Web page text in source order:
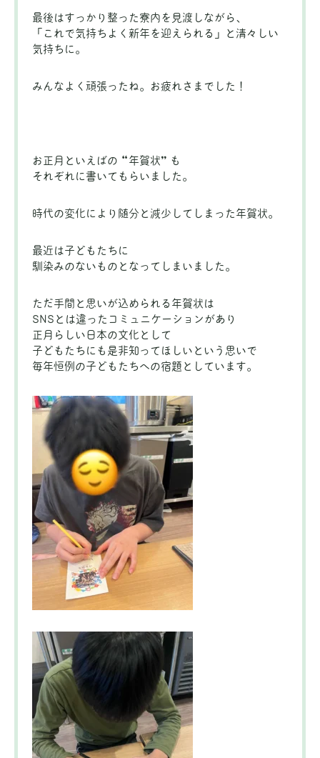
最後はすっかり整った寮内を見渡しながら、
「これで気持ちよく新年を迎えられる」と清々しい
気持ちに。
みんなよく頑張ったね。お疲れさまでした！
お正月といえばの “年賀状” も
それぞれに書いてもらいました。
時代の変化により随分と減少してしまった年賀状。
最近は子どもたちに
馴染みのないものとなってしまいました。
ただ手間と思いが込められる年賀状は
SNSとは違ったコミュニケーションがあり
正月らしい日本の文化として
子どもたちにも是非知ってほしいという思いで
毎年恒例の子どもたちへの宿題としています。